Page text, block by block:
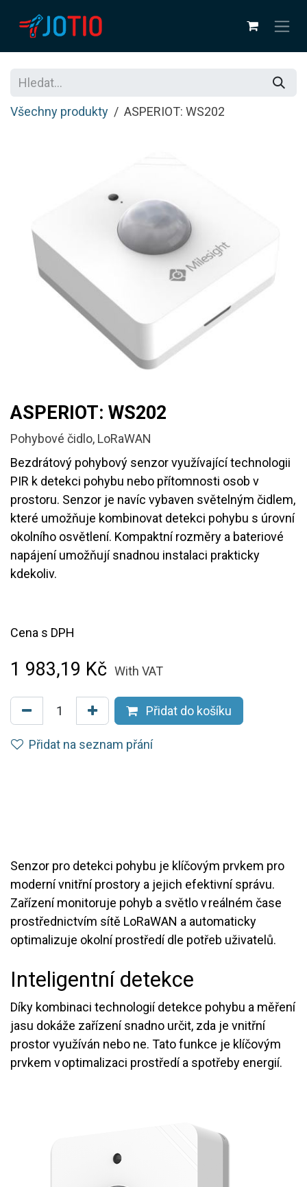
Všechny produkty ASPERIOT: WS202
ASPERIOT: WS202
Pohybové čidlo, LoRaWAN
Bezdrátový pohybový senzor využívající technologii
PIR k detekci pohybu nebo přítomnosti osob v
prostoru. Senzor je navíc vybaven světelným čidlem,
které umožňuje kombinovat detekci pohybu s úrovní
okolního osvětlení. Kompaktní rozměry a bateriové
napájení umožňují snadnou instalaci prakticky
kdekoliv.
Cena s DPH
1 983,19 Kč With VAT
Přidat do košíku
Přidat na seznam přání
Senzor pro detekci pohybu je klíčovým prvkem pro
moderní vnitřní prostory a jejich efektivní správu.
Zařízení monitoruje pohyb a světlo v reálném čase
prostřednictvím sítě LoRaWAN a automaticky
optimalizuje okolní prostředí dle potřeb uživatelů.
Inteligentní detekce
Díky kombinaci technologií detekce pohybu a měření
jasu dokáže zařízení snadno určit, zda je vnitřní
prostor využíván nebo ne. Tato funkce je klíčovým
prvkem v optimalizaci prostředí a spotřeby energií.